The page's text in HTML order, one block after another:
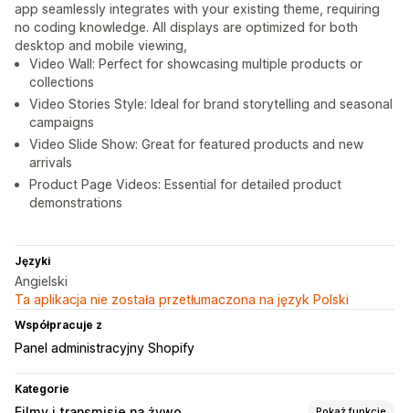
app seamlessly integrates with your existing theme, requiring
no coding knowledge. All displays are optimized for both
desktop and mobile viewing,
Video Wall: Perfect for showcasing multiple products or
collections
Video Stories Style: Ideal for brand storytelling and seasonal
campaigns
Video Slide Show: Great for featured products and new
arrivals
Product Page Videos: Essential for detailed product
demonstrations
Języki
Angielski
Ta aplikacja nie została przetłumaczona na język Polski
Współpracuje z
Panel administracyjny Shopify
Kategorie